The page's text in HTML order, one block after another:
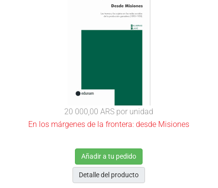
20 000,00 ARS por unidad
En los márgenes de la frontera: desde Misiones
Añadir a tu pedido
Detalle del producto